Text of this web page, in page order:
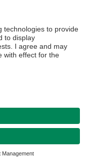
Expert/-innen
Perspektive in die
Ticket findet ihr